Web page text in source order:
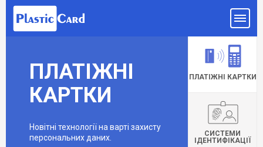
ПЛАТІЖНІ
КАРТКИ
Новітні технології на варті захисту
персональних даних.
ПЛАТІЖНІ КАРТКИ
СИСТЕМИ
ІДЕНТИФІКАЦІЇ